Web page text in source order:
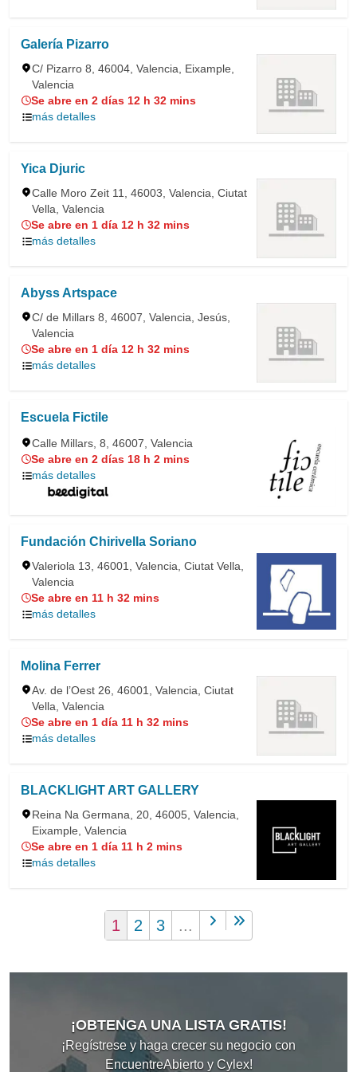
Galería Pizarro
C/ Pizarro 8, 46004, Valencia, Eixample,
Valencia
Se abre en 2 días 12 h 32 mins
más detalles
Yica Djuric
Calle Moro Zeit 11, 46003, Valencia, Ciutat
Vella, Valencia
Se abre en 1 día 12 h 32 mins
más detalles
Abyss Artspace
C/ de Millars 8, 46007, Valencia, Jesús,
Valencia
Se abre en 1 día 12 h 32 mins
más detalles
Escuela Fictile
Calle Millars, 8, 46007, Valencia
Se abre en 2 días 18 h 2 mins
más detalles
Fundación Chirivella Soriano
Valeriola 13, 46001, Valencia, Ciutat Vella,
Valencia
Se abre en 11 h 32 mins
más detalles
Molina Ferrer
Av. de l’Oest 26, 46001, Valencia, Ciutat
Vella, Valencia
Se abre en 1 día 11 h 32 mins
más detalles
BLACKLIGHT ART GALLERY
Reina Na Germana, 20, 46005, Valencia,
Eixample, Valencia
Se abre en 1 día 11 h 2 mins
más detalles
1 2 3 ...
¡OBTENGA UNA LISTA GRATIS!
¡Regístrese y haga crecer su negocio con
EncuentreAbierto y Cylex!